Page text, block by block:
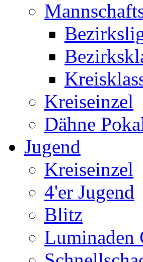
Kreiseinzel
Dähne
Jugend
Kreiseinzel
4'er Jugend
Blitz
Luminaden